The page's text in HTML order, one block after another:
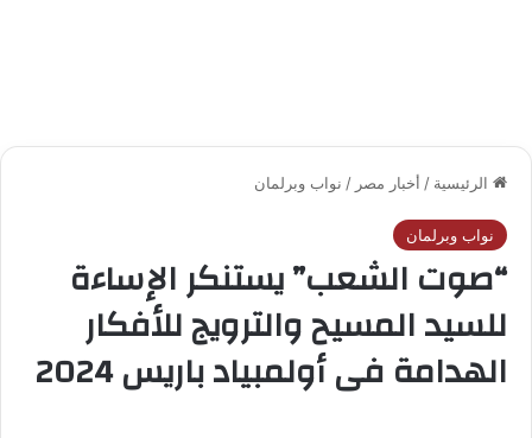
الرئيسية / أخبار مصر / نواب وبرلمان
نواب وبرلمان
“صوت الشعب” يستنكر الإساءة
للسيد المسيح والترويج للأفكار
الهدامة فى أولمبياد باريس 2024